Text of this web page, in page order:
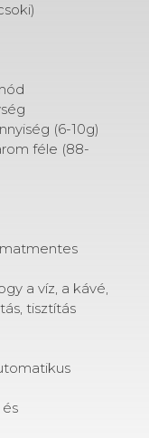
(6-10g)
féle (88-
a víz, a kávé,
tisztítás